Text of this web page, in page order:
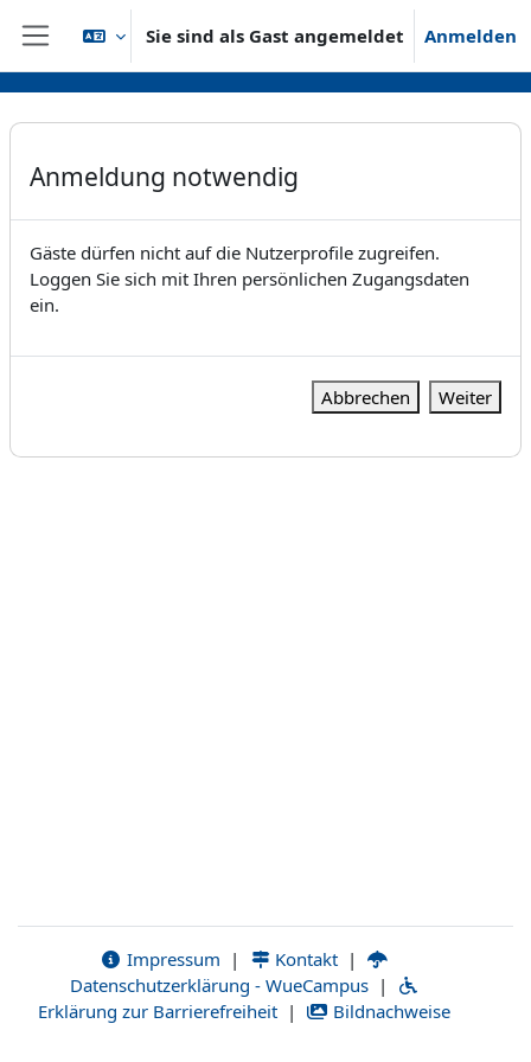
Zum Hauptinhalt
Website-Übersicht
Sie sind als Gast angemeldet Anmelden
Anmeldung notwendig
Gäste dürfen nicht auf die Nutzerprofile zugreifen.
Loggen Sie sich mit Ihren persönlichen Zugangsdaten
ein.
Abbrechen Weiter
Impressum | Kontakt |
Datenschutzerklärung - WueCampus |
Erklärung zur Barrierefreiheit | Bildnachweise